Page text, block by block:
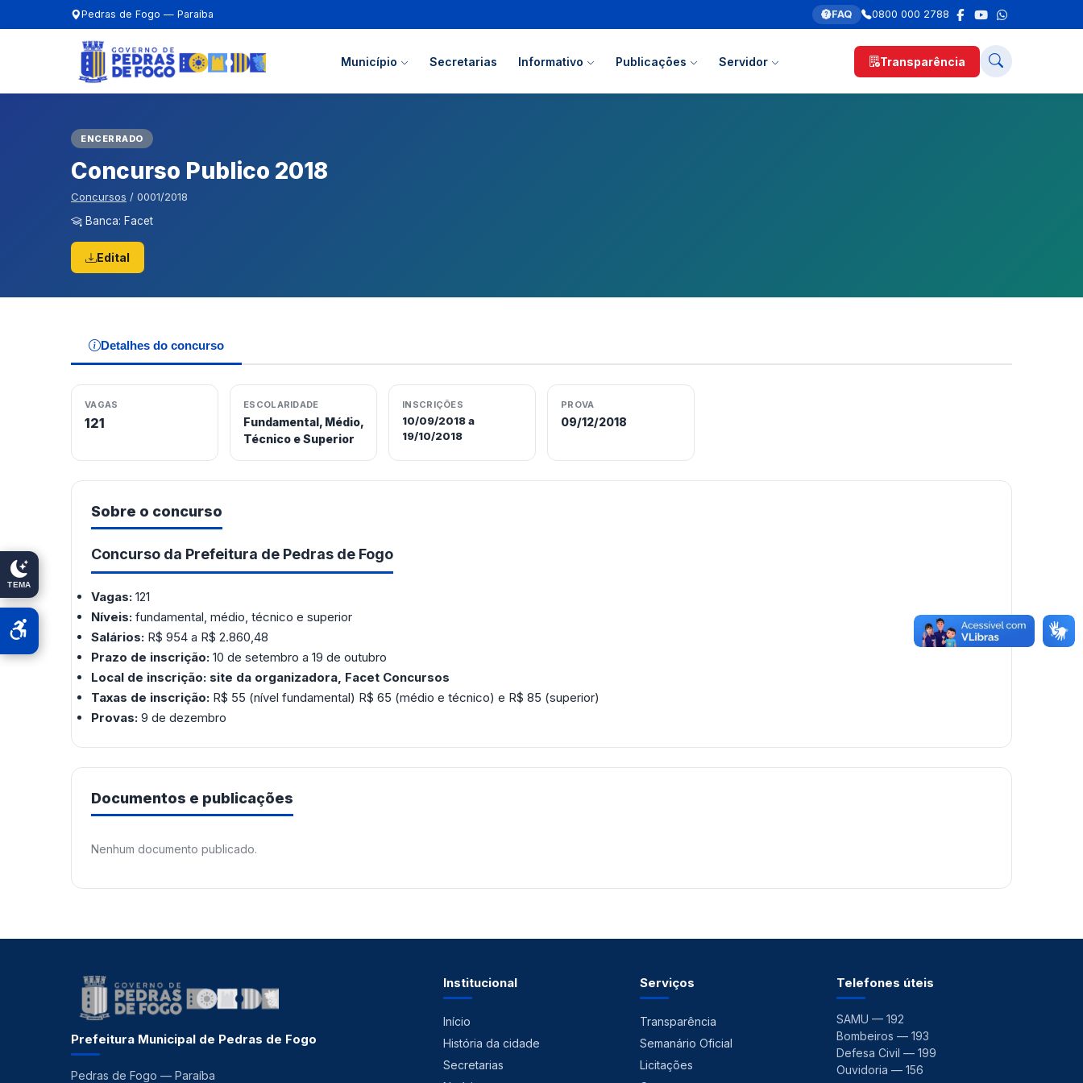
TEMA
Pedras de Fogo — Paraíba FAQ 0800 000 2788
Município Secretarias Informativo Publicações Servidor Transparência
ENCERRADO
Concurso Publico 2018
Concursos / 0001/2018
Banca: Facet
Edital
Detalhes do concurso
VAGAS
121
ESCOLARIDADE
Fundamental, Médio,
Técnico e Superior
INSCRIÇÕES
10/09/2018 a
19/10/2018
PROVA
09/12/2018
Sobre o concurso
Concurso da Prefeitura de Pedras de Fogo
Vagas: 121
Níveis: fundamental, médio, técnico e superior
Salários: R$ 954 a R$ 2.860,48
Prazo de inscrição: 10 de setembro a 19 de outubro
Local de inscrição: site da organizadora, Facet Concursos
Taxas de inscrição: R$ 55 (nível fundamental) R$ 65 (médio e técnico) e R$ 85 (superior)
Provas: 9 de dezembro
Documentos e publicações
Nenhum documento publicado.
Prefeitura Municipal de Pedras de Fogo
Pedras de Fogo — Paraíba
Institucional
Início
História da cidade
Secretarias
Serviços
Transparência
Semanário Oficial
Licitações
Telefones úteis
SAMU — 192
Bombeiros — 193
Defesa Civil — 199
Ouvidoria — 156